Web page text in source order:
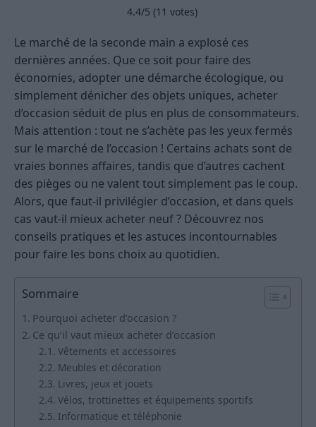
4.4/5 (11 votes)
Le marché de la seconde main a explosé ces
dernières années. Que ce soit pour faire des
économies, adopter une démarche écologique, ou
simplement dénicher des objets uniques, acheter
d’occasion séduit de plus en plus de consommateurs.
Mais attention : tout ne s’achète pas les yeux fermés
sur le marché de l’occasion ! Certains achats sont de
vraies bonnes affaires, tandis que d’autres cachent
des pièges ou ne valent tout simplement pas le coup.
Alors, que faut-il privilégier d’occasion, et dans quels
cas vaut-il mieux acheter neuf ? Découvrez nos
conseils pratiques et les astuces incontournables
pour faire les bons choix au quotidien.
Sommaire
Pourquoi acheter d’occasion ?
Ce qu’il vaut mieux acheter d’occasion
Vêtements et accessoires
Meubles et décoration
Livres, jeux et jouets
Vélos, trottinettes et équipements sportifs
Informatique et téléphonie